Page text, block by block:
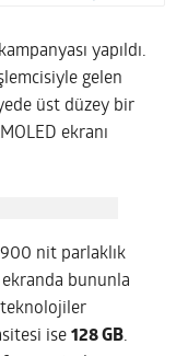
yapıldı.
gelen
üst düzey bir
ekranı
900 nit parlaklık
bununla
ise128 GB.